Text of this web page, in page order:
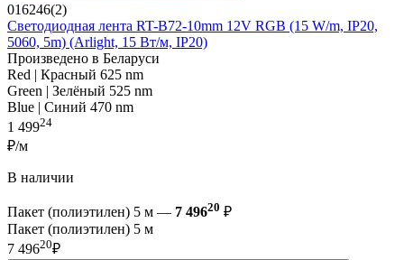
016246(2)
Светодиодная лента RT-B72-10mm 12V RGB (15 W/m, IP20,
5060, 5m) (Arlight, 15 Вт/м, IP20)
Произведено в Беларуси
Red | Красный 625 nm
Green | Зелёный 525 nm
Blue | Синий 470 nm
1 49924
₽/м
В наличии
Пакет (полиэтилен) 5 м — 7 49620 ₽
Пакет (полиэтилен) 5 м
7 49620₽